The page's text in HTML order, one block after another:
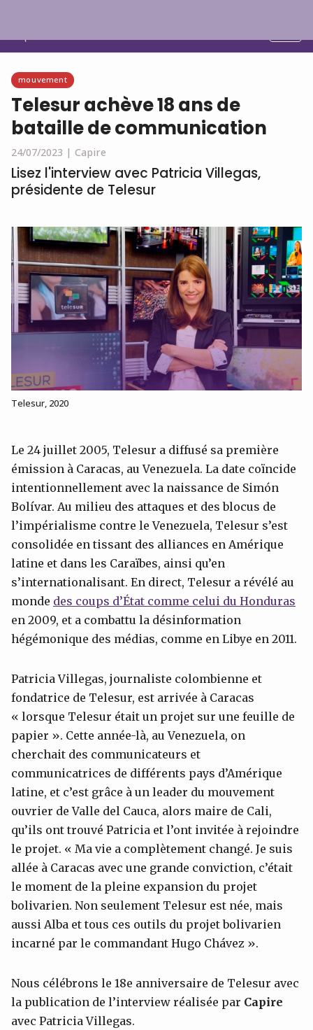
mouvement
Telesur achève 18 ans de
bataille de communication
24/07/2023 | Capire
Lisez l'interview avec Patricia Villegas,
présidente de Telesur
Telesur, 2020
Le 24 juillet 2005, Telesur a diffusé sa première
émission à Caracas, au Venezuela. La date coïncide
intentionnellement avec la naissance de Simón
Bolívar. Au milieu des attaques et des blocus de
l’impérialisme contre le Venezuela, Telesur s’est
consolidée en tissant des alliances en Amérique
latine et dans les Caraïbes, ainsi qu’en
s’internationalisant. En direct, Telesur a révélé au
monde des coups d’État comme celui du Honduras
en 2009, et a combattu la désinformation
hégémonique des médias, comme en Libye en 2011.
Patricia Villegas, journaliste colombienne et
fondatrice de Telesur, est arrivée à Caracas
« lorsque Telesur était un projet sur une feuille de
papier ». Cette année-là, au Venezuela, on
cherchait des communicateurs et
communicatrices de différents pays d’Amérique
latine, et c’est grâce à un leader du mouvement
ouvrier de Valle del Cauca, alors maire de Cali,
qu’ils ont trouvé Patricia et l’ont invitée à rejoindre
le projet. « Ma vie a complètement changé. Je suis
allée à Caracas avec une grande conviction, c’était
le moment de la pleine expansion du projet
bolivarien. Non seulement Telesur est née, mais
aussi Alba et tous ces outils du projet bolivarien
incarné par le commandant Hugo Chávez ».
Nous célébrons le 18e anniversaire de Telesur avec
la publication de l’interview réalisée par Capire
avec Patricia Villegas.